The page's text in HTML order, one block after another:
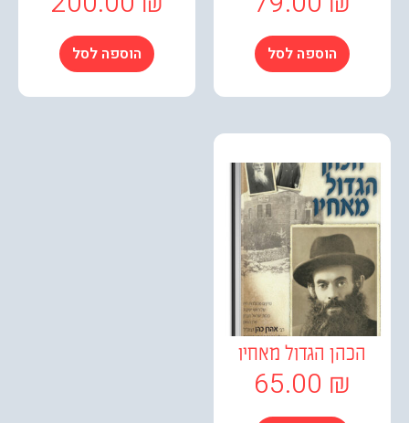
הוספה לסל הוספה לסל
הגדול מאחיו
65.00